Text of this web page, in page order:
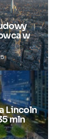
w
Lincoln
mln